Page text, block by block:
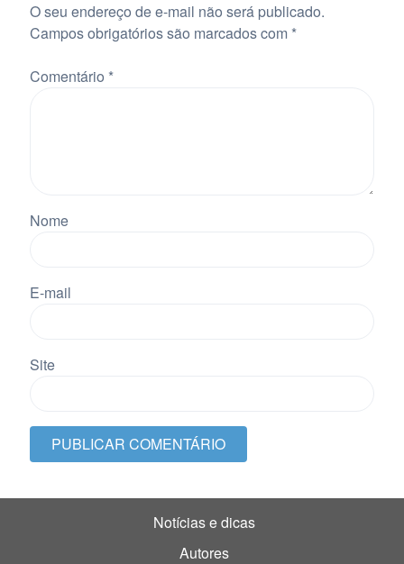
O seu endereço de e-mail não será publicado.
Campos obrigatórios são marcados com *
Comentário *
Nome
E-mail
Site
Notícias e dicas
Autores